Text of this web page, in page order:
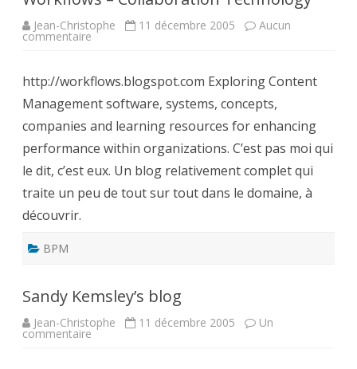
Jean-Christophe 11 décembre 2005 Aucun
commentaire sur
Technology
http://workflows.blogspot.com Exploring Content
Management software, systems, concepts,
companies and learning resources for enhancing
performance within organizations. C’est pas moi qui
le dit, c’est eux. Un blog relativement complet qui
traite un peu de tout sur tout dans le domaine, à
découvrir.
BPM
Sandy Kemsley’s blog
Jean-Christophe 11 décembre 2005 Un
commentaire sur